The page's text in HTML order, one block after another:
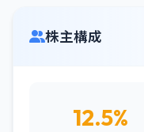
株主構成
12.5%